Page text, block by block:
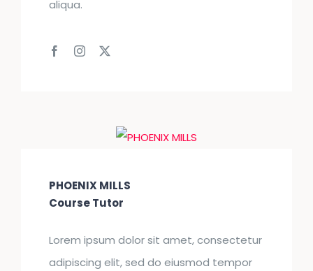
aliqua.
PHOENIX MILLS
Course Tutor
Lorem ipsum dolor sit amet, consectetur
adipiscing elit, sed do eiusmod tempor